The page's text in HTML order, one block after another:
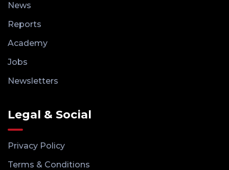
News
Reports
Academy
Jobs
Newsletters
Legal & Social
Privacy Policy
Terms & Conditions